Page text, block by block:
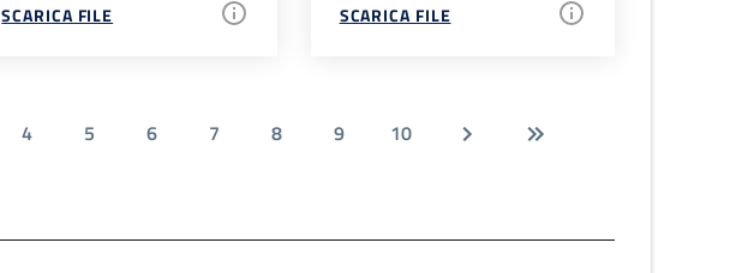
SCARICA FILE SCARICA FILE
4 5 6 7 8 9 10